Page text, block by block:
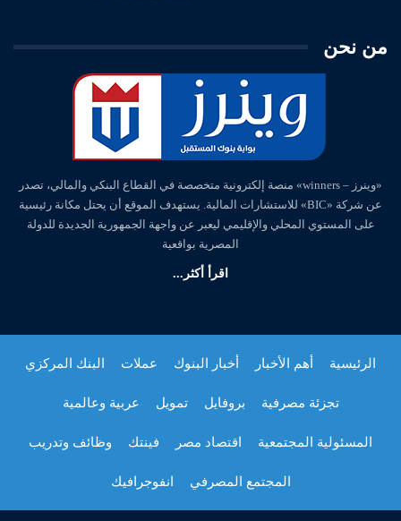
من نحن
«وينرز – winners» منصة إلكترونية متخصصة في القطاع البنكي والمالي، تصدر
عن شركة «BIC» للاستشارات المالية. يستهدف الموقع أن يحتل مكانة رئيسية
على المستوي المحلي والإقليمي ليعبر عن واجهة الجمهورية الجديدة للدولة
المصرية بواقعية
اقرأ أكثر...
الرئيسية أهم الأخبار أخبار البنوك عملات البنك المركزي
تجزئة مصرفية بروفايل تمويل عربية وعالمية
المسئولية المجتمعية اقتصاد مصر فينتك وظائف وتدريب
المجتمع المصرفي انفوجرافيك